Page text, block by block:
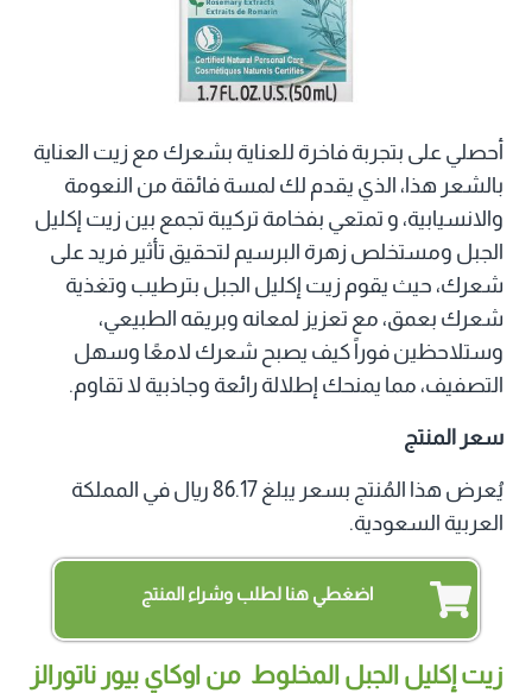
أحصلي على بتجربة فاخرة للعناية بشعرك مع زيت العناية
بالشعر هذا، الذي يقدم لك لمسة فائقة من النعومة
والانسيابية، و تمتعي بفخامة تركيبة تجمع بين زيت إكليل
الجبل ومستخلص زهرة البرسيم لتحقيق تأثير فريد على
شعرك، حيث يقوم زيت إكليل الجبل بترطيب وتغذية
شعرك بعمق، مع تعزيز لمعانه وبريقه الطبيعي،
وستلاحظين فوراً كيف يصبح شعرك لامعًا وسهل
التصفيف، مما يمنحك إطلالة رائعة وجاذبية لا تقاوم.
سعر المنتج
يُعرض هذا المُنتج بسعر يبلغ 86.17 ريال في المملكة
العربية السعودية.
اضغطي هنا لطلب وشراء المنتج
زيت إكليل الجبل المخلوط من اوكاي بيور ناتورالز‏